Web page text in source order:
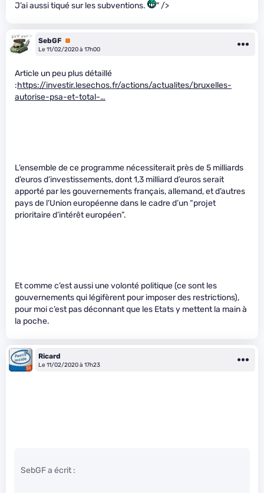
J’ai aussi tiqué sur les subventions. " />
SebGF Premium
Le 11/02/2020 à 17h00
Article un peu plus détaillé
:https://investir.lesechos.fr/actions/actualites/bruxelles-
autorise-psa-et-total-…
L’ensemble de ce programme nécessiterait près de 5 milliards
d’euros d’investissements, dont 1,3 milliard d’euros serait
apporté par les gouvernements français, allemand, et d’autres
pays de l’Union européenne dans le cadre d’un “projet
prioritaire d’intérêt européen”.
Et comme c’est aussi une volonté politique (ce sont les
gouvernements qui légifèrent pour imposer des restrictions),
pour moi c’est pas déconnant que les Etats y mettent la main à
la poche.
Ricard
Le 11/02/2020 à 17h23
SebGF a écrit :